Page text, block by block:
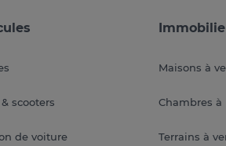
scooters
de voiture
Maisons à
Chambres à
Terrains à